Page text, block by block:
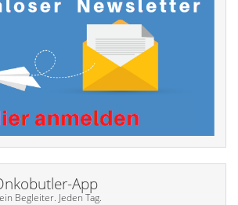
App
Begleiter. Jeden Tag.